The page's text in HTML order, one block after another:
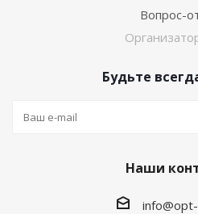
Вопрос-
Будьте
Наши